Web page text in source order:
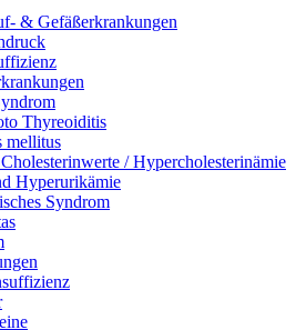
& Gefäßerkrankungen
Thyreoiditis
mellitus
/ Hypercholesterinämie
Hyperurikämie
Syndrom